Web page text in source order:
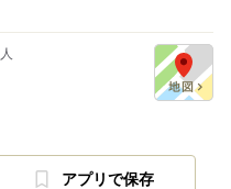
人
アプリで保存